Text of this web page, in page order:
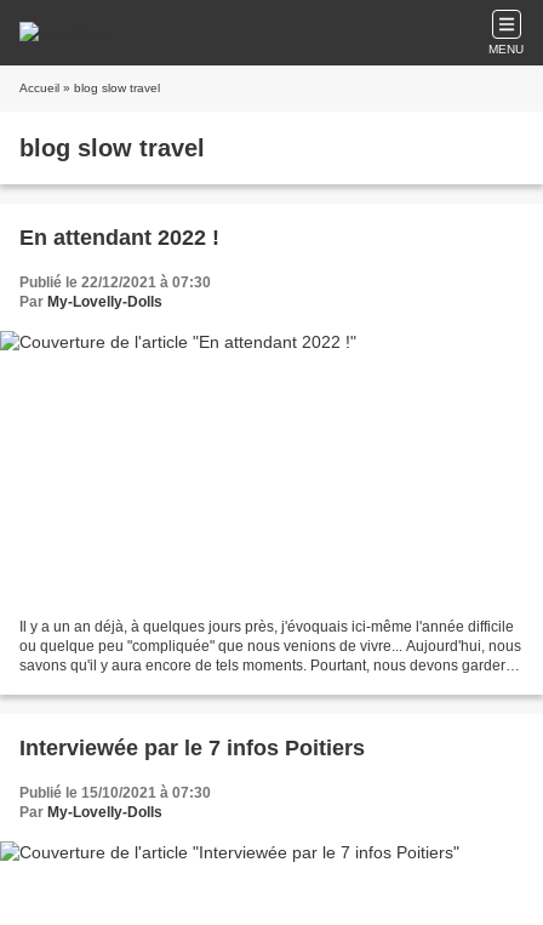
MENU
Accueil » blog slow travel
blog slow travel
En attendant 2022 !
Publié le 22/12/2021 à 07:30
Par My-Lovelly-Dolls
Il y a un an déjà, à quelques jours près, j'évoquais ici-même l'année difficile
ou quelque peu "compliquée" que nous venions de vivre... Aujourd'hui, nous
savons qu'il y aura encore de tels moments. Pourtant, nous devons garder
Interviewée par le 7 infos Poitiers
Publié le 15/10/2021 à 07:30
Par My-Lovelly-Dolls